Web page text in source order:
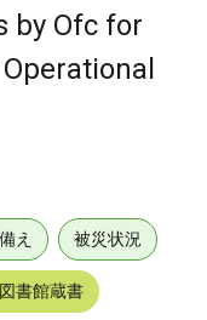
by Ofc for
え 被災状況
書館蔵書